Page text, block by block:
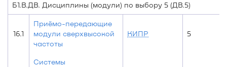
Б1.В.ДВ. Дисциплины (модули) по выбору 5 (ДВ.5)
16.1
Приёмо-передающие
модули сверхвысокой
частоты
КИПР 5
Системы